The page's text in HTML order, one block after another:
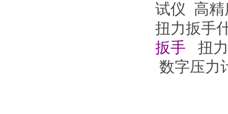
试仪 高
扭力扳手
扳手
扭
数字压力